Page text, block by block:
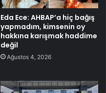
Eda Ece: AHBAP’a hiç bağış
yapmadım, kimsenin oy
hakkına karışmak haddime
değil
Ağustos 4, 2026